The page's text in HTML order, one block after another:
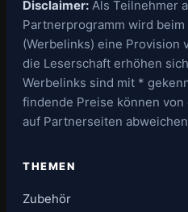
Disclaimer: Als Teilnehmer
Partnerprogramm wird
(Werbelinks) eine Provision
die Leserschaft erhöhen
Werbelinks sind mit *
findende Preise können
auf Partnerseiten
THEMEN
Zubehör